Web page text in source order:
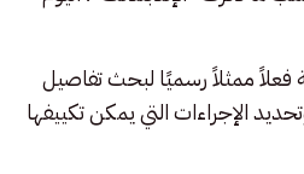
فعلاً ممثلاً رسميًا لبحث تفاصيل
الإجراءات التي يمكن تكييفها